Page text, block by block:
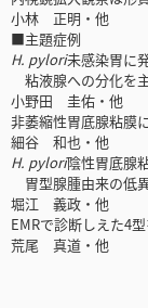
小林 正明・他
■主題症例
H. pylori未感染胃に
粘液腺への分化を
小野田 圭佑・他
非萎縮性胃底腺粘膜
細谷 和也・他
H. pylori陰性胃底腺
胃型腺腫由来の低
堀江 義政・他
EMRで診断しえた4
荒尾 真道・他